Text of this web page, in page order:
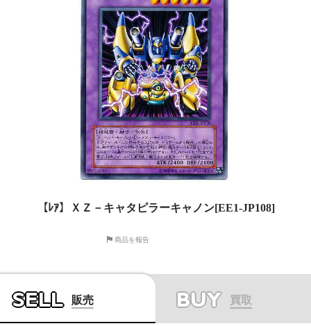
【ﾚｱ】ＸＺ－キャタピラーキャノン[EE1-JP108]
商品を報告
SELL 販売 BUY 買取